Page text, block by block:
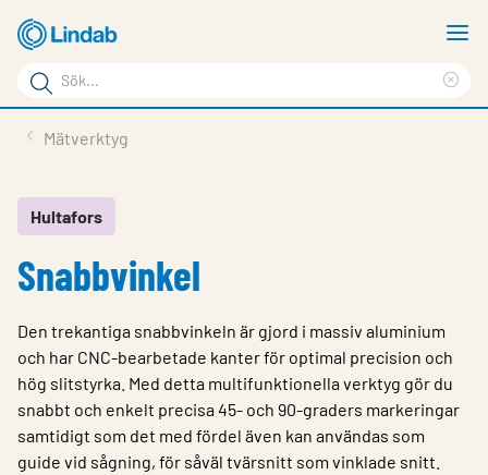
Hoppa
till
huvudinnehållet
Sökord
Sök
på
Service & Support
Hållbarhet
Kontakt
Logga in
Choose languge
Sweden
Mätverktyg
Hultafors
Snabbvinkel
Den trekantiga snabbvinkeln är gjord i massiv aluminium
och har CNC-bearbetade kanter för optimal precision och
hög slitstyrka. Med detta multifunktionella verktyg gör du
snabbt och enkelt precisa 45- och 90-graders markeringar
samtidigt som det med fördel även kan användas som
guide vid sågning, för såväl tvärsnitt som vinklade snitt.